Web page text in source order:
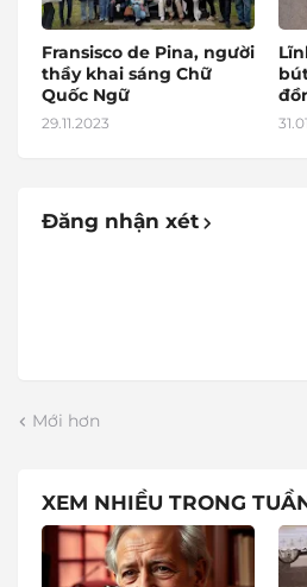
Fransisco de Pina, người
thầy khai sáng Chữ
Quốc Ngữ
29.11.2023
Đăng nhận xét
Mới hơn
XEM NHIỀU TRONG